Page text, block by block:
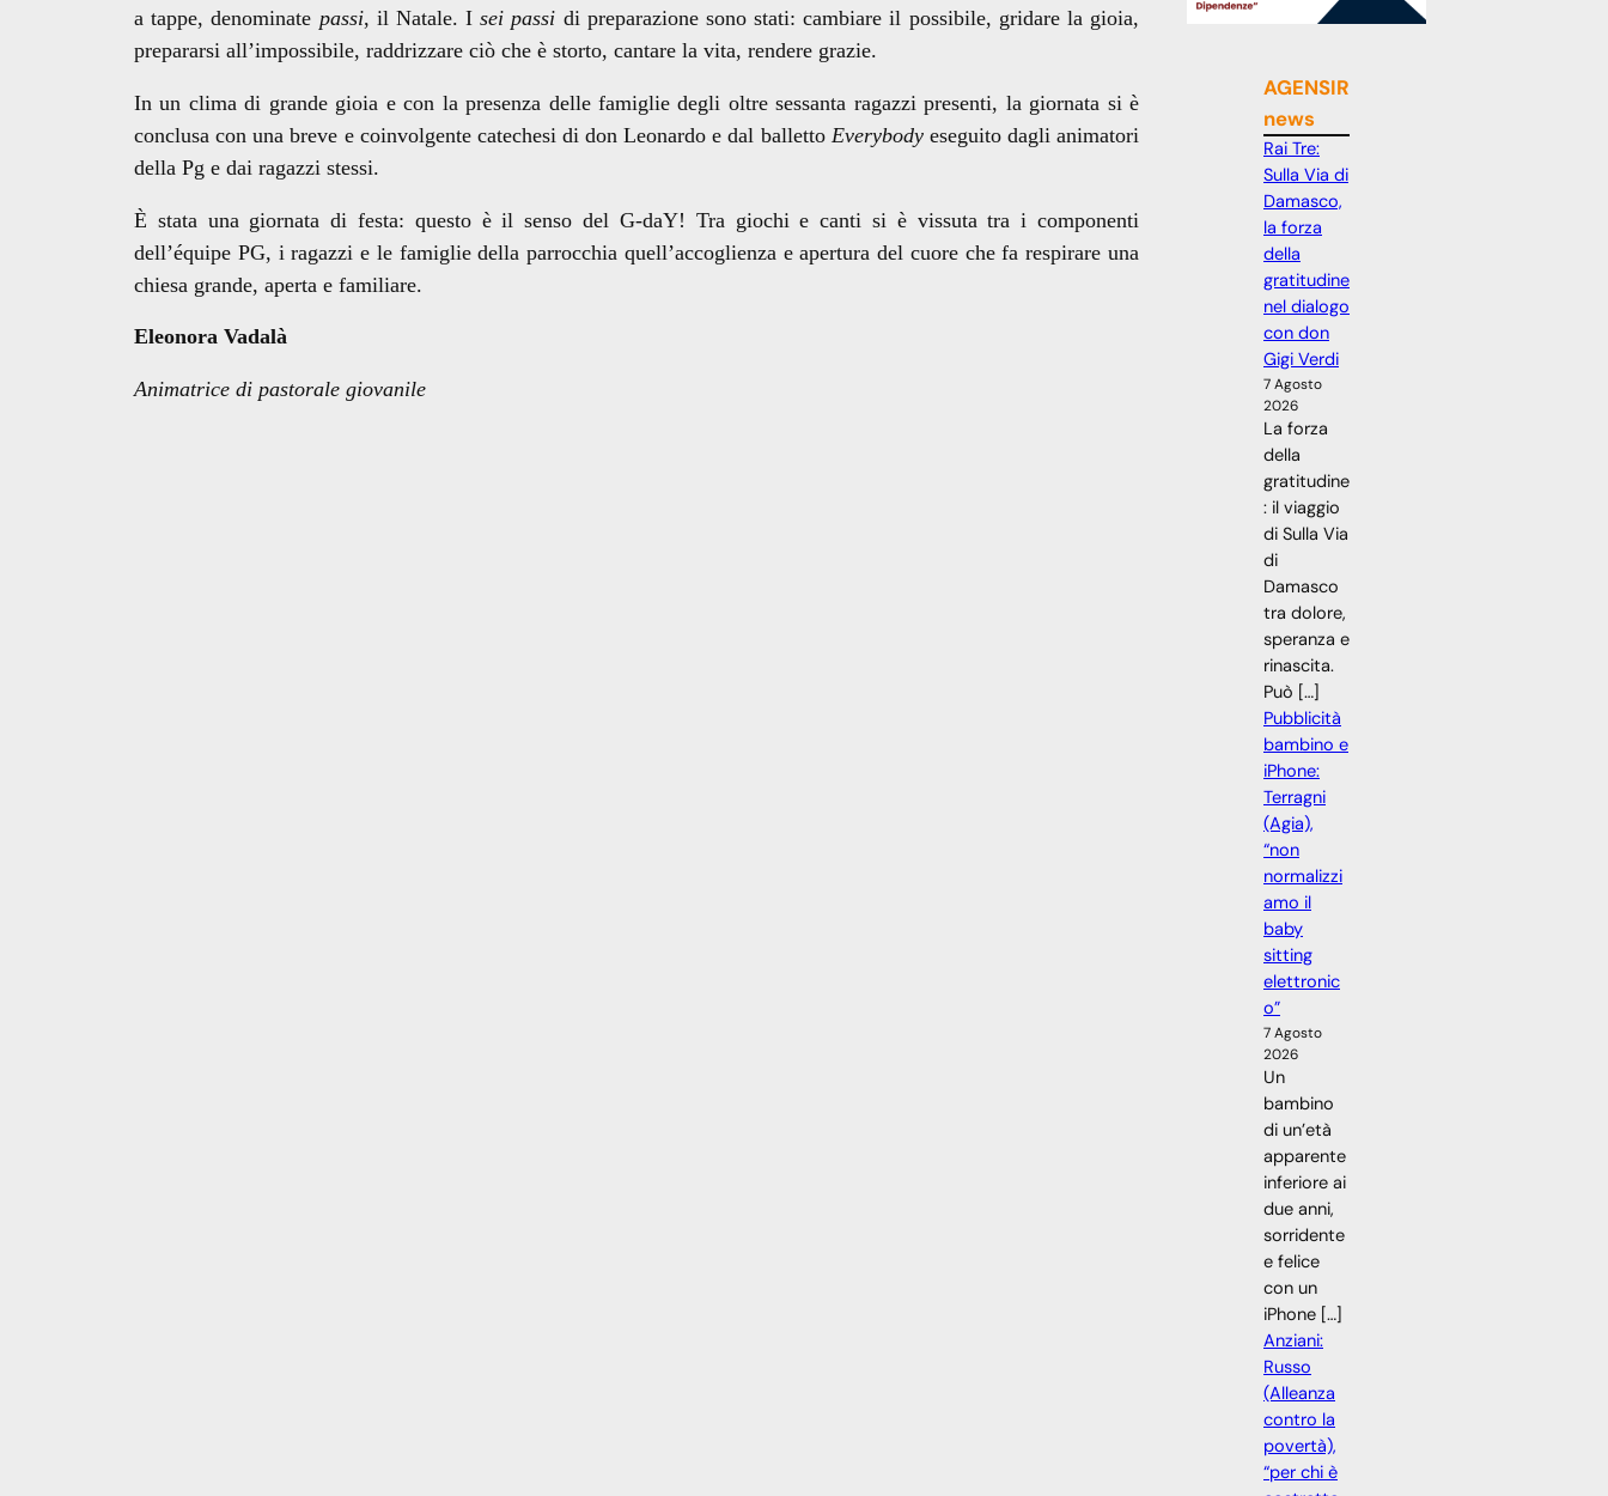
a tappe, denominate passi, il Natale. Isei passi di preparazione sono stati: cambiare il possibile, gridare la gioia,
prepararsi all’impossibile, raddrizzare ciò che è storto, cantare la vita, rendere grazie.
In un clima di grande gioia e con la presenza delle famiglie degli oltre sessanta ragazzi presenti, la giornata si è
conclusa con una breve e coinvolgente catechesi di don Leonardo e dal balletto Everybodyeseguito dagli animatori
della Pg e dai ragazzi stessi.
È stata una giornata di festa: questo è il senso del G-daY! Tra giochi e canti si è vissuta tra i componenti
dell’équipe PG, i ragazzi e le famiglie della parrocchia quell’accoglienza e apertura del cuore che fa respirare una
chiesa grande, aperta e familiare.
Eleonora Vadalà
Animatrice di pastorale giovanile
AGENSIR
news
Rai Tre:
Sulla Via di
Damasco,
la forza
della
gratitudine
nel dialogo
con don
Gigi Verdi
7 Agosto
2026
La forza
della
gratitudine
: il viaggio
di Sulla Via
di
Damasco
tra dolore,
speranza e
rinascita.
Può […]
Pubblicità
bambino e
iPhone:
Terragni
(Agia),
“non
normalizzi
amo il
baby
sitting
elettronic
o”
7 Agosto
2026
Un
bambino
di un’età
apparente
inferiore ai
due anni,
sorridente
e felice
con un
iPhone […]
Anziani:
Russo
(Alleanza
contro la
povertà),
“per chi è